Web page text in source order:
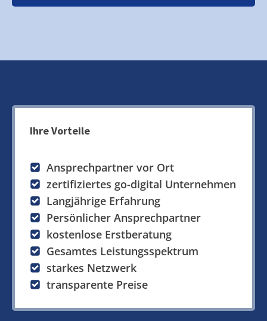
Ihre Vorteile
Ansprechpartner vor Ort
zertifiziertes go-digital Unternehmen
Langjährige Erfahrung
Persönlicher Ansprechpartner
kostenlose Erstberatung
Gesamtes Leistungsspektrum
starkes Netzwerk
transparente Preise